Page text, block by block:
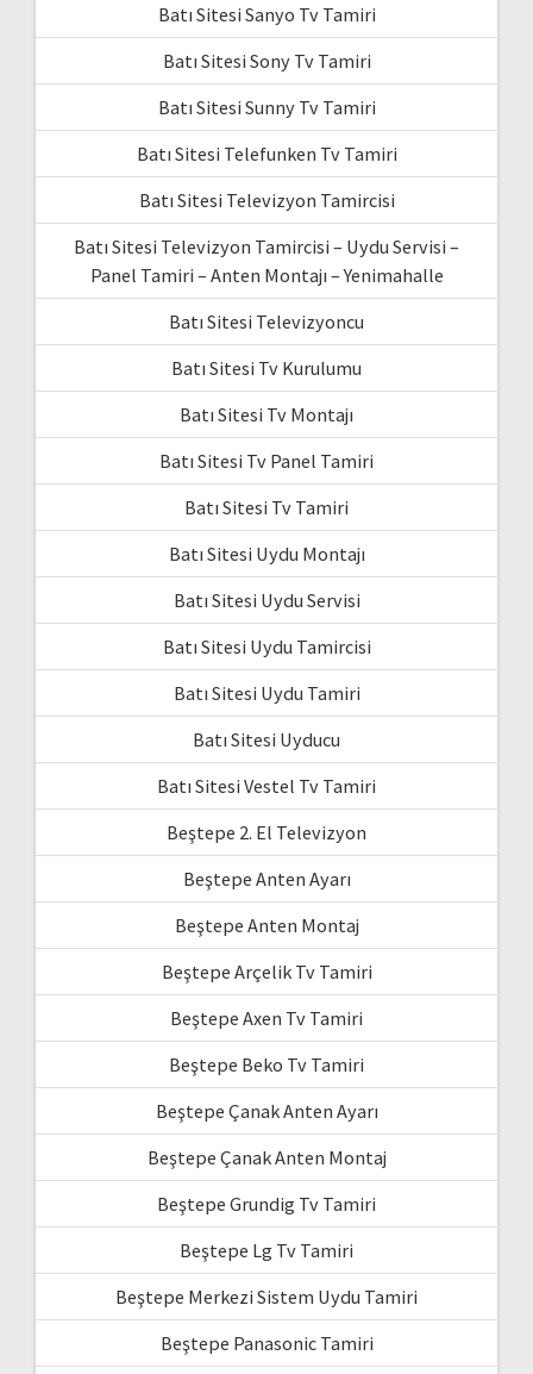
Batı Sitesi Sanyo Tv Tamiri
Batı Sitesi Sony Tv Tamiri
Batı Sitesi Sunny Tv Tamiri
Batı Sitesi Telefunken Tv Tamiri
Batı Sitesi Televizyon Tamircisi
Batı Sitesi Televizyon Tamircisi – Uydu Servisi –
Panel Tamiri – Anten Montajı – Yenimahalle
Batı Sitesi Televizyoncu
Batı Sitesi Tv Kurulumu
Batı Sitesi Tv Montajı
Batı Sitesi Tv Panel Tamiri
Batı Sitesi Tv Tamiri
Batı Sitesi Uydu Montajı
Batı Sitesi Uydu Servisi
Batı Sitesi Uydu Tamircisi
Batı Sitesi Uydu Tamiri
Batı Sitesi Uyducu
Batı Sitesi Vestel Tv Tamiri
Beştepe 2. El Televizyon
Beştepe Anten Ayarı
Beştepe Anten Montaj
Beştepe Arçelik Tv Tamiri
Beştepe Axen Tv Tamiri
Beştepe Beko Tv Tamiri
Beştepe Çanak Anten Ayarı
Beştepe Çanak Anten Montaj
Beştepe Grundig Tv Tamiri
Beştepe Lg Tv Tamiri
Beştepe Merkezi Sistem Uydu Tamiri
Beştepe Panasonic Tamiri